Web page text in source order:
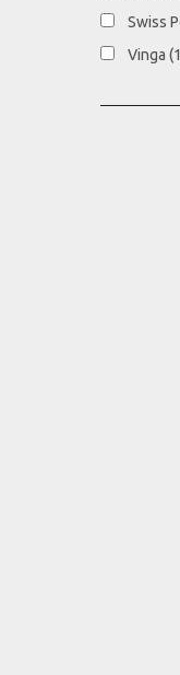
Swiss
Vinga